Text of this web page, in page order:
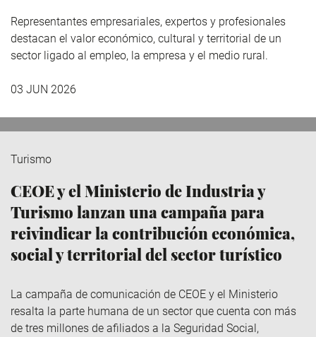
Representantes empresariales, expertos y profesionales
destacan el valor económico, cultural y territorial de un
sector ligado al empleo, la empresa y el medio rural.
03 JUN 2026
Turismo
CEOE y el Ministerio de Industria y
Turismo lanzan una campaña para
reivindicar la contribución económica,
social y territorial del sector turístico
La campaña de comunicación de CEOE y el Ministerio
resalta la parte humana de un sector que cuenta con más
de tres millones de afiliados a la Seguridad Social,